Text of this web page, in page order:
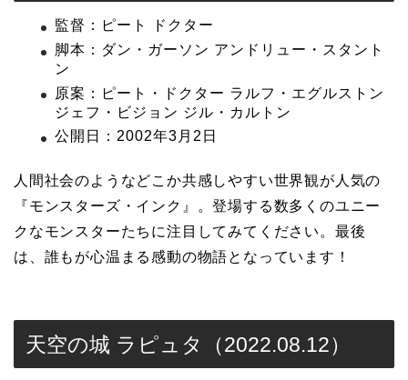
監督：ピート ドクター
脚本：ダン・ガーソン アンドリュー・スタント
ン
原案：ピート・ドクター ラルフ・エグルストン
ジェフ・ビジョン ジル・カルトン
公開日：2002年3月2日
人間社会のようなどこか共感しやすい世界観が人気の
『モンスターズ・インク』。登場する数多くのユニー
クなモンスターたちに注目してみてください。最後
は、誰もが心温まる感動の物語となっています！
天空の城 ラピュタ（2022.08.12）